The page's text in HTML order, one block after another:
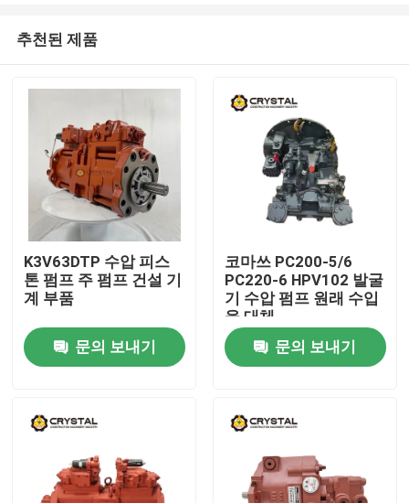
추천된 제품
K3V63DTP 수압 피스
톤 펌프 주 펌프 건설 기
계 부품
문의 보내기
코마쓰 PC200-5/6
PC220-6 HPV102 발굴
기 수압 펌프 원래 수입
을 대체
문의 보내기